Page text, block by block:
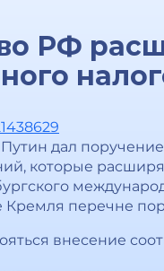
РФ
дал поручение
которые
перечне
внесение